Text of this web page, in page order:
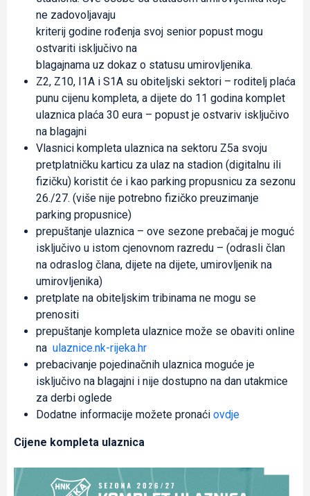
ne zadovoljavaju
kriterij godine rođenja svoj senior popust mogu
ostvariti isključivo na
blagajnama uz dokaz o statusu umirovljenika.
Z2, Z10, I1A i S1A su obiteljski sektori – roditelj plaća
punu cijenu kompleta, a dijete do 11 godina komplet
ulaznica plaća 30 eura – popust je ostvariv isključivo
na blagajni
Vlasnici kompleta ulaznica na sektoru Z5a svoju
pretplatničku karticu za ulaz na stadion (digitalnu ili
fizičku) koristit će i kao parking propusnicu za sezonu
26./27. (više nije potrebno fizičko preuzimanje
parking propusnice)
prepuštanje ulaznica – ove sezone prebačaj je moguć
isključivo u istom cjenovnom razredu – (odrasli član
na odraslog člana, dijete na dijete, umirovljenik na
umirovljenika)
pretplate na obiteljskim tribinama ne mogu se
prenositi
prepuštanje kompleta ulaznice može se obaviti online
na ulaznice.nk-rijeka.hr
prebacivanje pojedinačnih ulaznica moguće je
isključivo na blagajni i nije dostupno na dan utakmice
za derbi oglede
Dodatne informacije možete pronaći ovdje
Cijene kompleta ulaznica